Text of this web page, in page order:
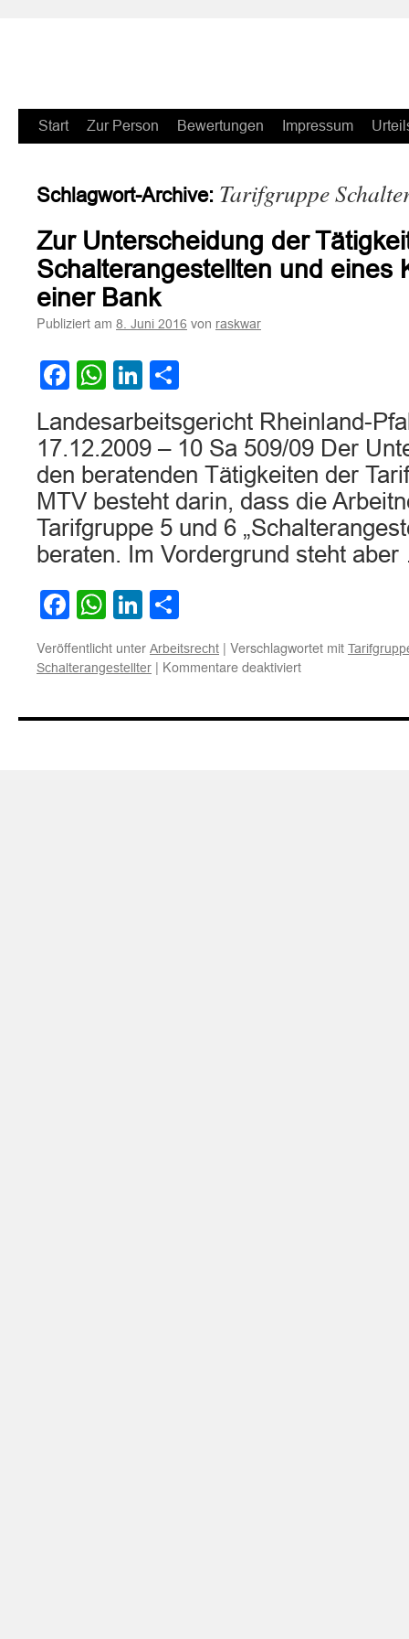
Zum
springen
Start Zur Person Bewertungen Impressum
Schlagwort-Archive: Tarifgruppe
Zur Unterscheidung der
Schalterangestellten und eines
einer Bank
Publiziert am 8. Juni 2016 von raskwar
Facebook
WhatsApp
LinkedIn
Landesarbeitsgericht Rheinland-
17.12.2009 – 10 Sa 509/09 Der
den beratenden Tätigkeiten der
MTV besteht darin, dass die
Tarifgruppe 5 und 6
beraten. Im Vordergrund steht
Facebook
WhatsApp
LinkedIn
Veröffentlicht unter Arbeitsrecht | Verschlagwortet mit
Schalterangestellter | Kommentare deaktiviertfür
der